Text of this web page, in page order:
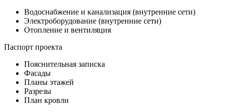
Водоснабжение и канализация (внутренние сети)
Электроборудование (внутренние сети)
Отопление и вентиляция
Паспорт проекта
Пояснительная записка
Фасады
Планы этажей
Разрезы
План кровли